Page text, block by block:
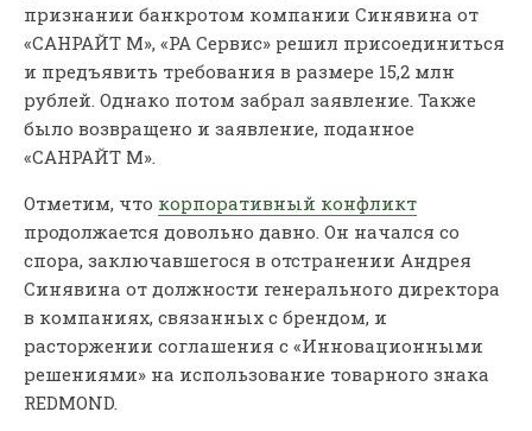
признании банкротом компании Синявина от
«САНРАЙТ М», «РА Сервис» решил присоединиться
и предъявить требования в размере 15,2 млн
рублей. Однако потом забрал заявление. Также
было возвращено и заявление, поданное
«САНРАЙТ М».
Отметим, что корпоративный конфликт
продолжается довольно давно. Он начался со
спора, заключавшегося в отстранении Андрея
Синявина от должности генерального директора
в компаниях, связанных с брендом, и
расторжении соглашения с «Инновационными
решениями» на использование товарного знака
REDMOND.